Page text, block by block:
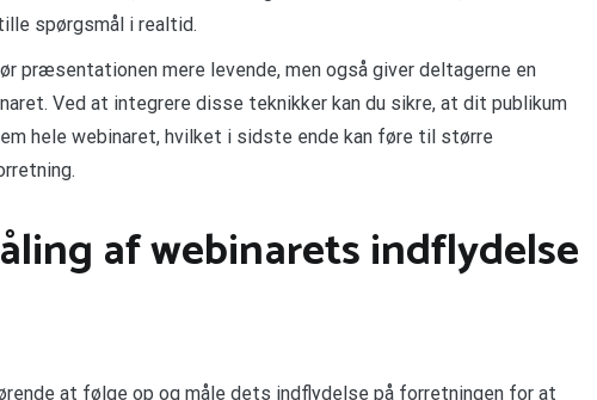
spørgsmål i realtid.
præsentationen mere levende, men også giver deltagerne en
Ved at integrere disse teknikker kan du sikre, at dit publikum
hele webinaret, hvilket i sidste ende kan føre til større
af webinarets indflydelse
at følge op og måle dets indflydelse på forretningen for at